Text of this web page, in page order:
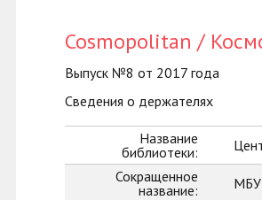
Cosmopolitan /
Выпуск №8 от 2017 года
Сведения о держателях
Название
библиотеки:
Сокращенное
название: